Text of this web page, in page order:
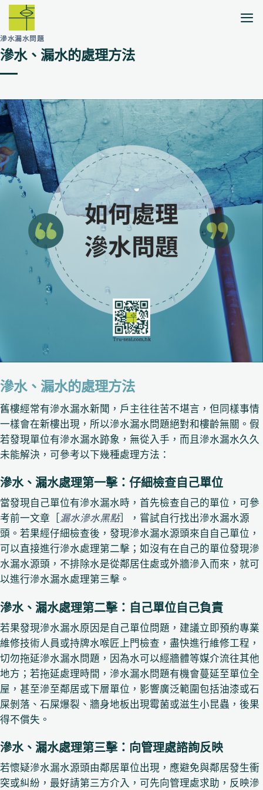
Skip
content
滲水漏水問題
滲水、漏水的處理方法
滲水、漏水的處理方法
舊樓經常有滲水漏水新聞，戶主往往苦不堪言，但同樣事情
一樣會在新樓出現，所以滲水漏水問題絕對和樓齡無關。假
若發現單位有滲水漏水跡象，無從入手，而且滲水漏水久久
未能解決，可參考以下幾種處理方法：
滲水、漏水處理第一擊：仔細檢查自己單位
當發現自己單位有滲水漏水時，首先檢查自己的單位，可參
考前一文章［ 漏水滲水黑點］，嘗試自行找出滲水漏水源
頭。若果經仔細檢查後，發現滲水漏水源頭來自自己單位，
可以直接進行滲水處理第二擊；如沒有在自己的單位發現滲
水漏水源頭，不排除水是從鄰居住處或外牆滲入而來，就可
以進行滲水漏水處理第三擊。
滲水、漏水處理第二擊：自己單位自己負責
若果發現滲水漏水原因是自己單位問題，建議立即預約專業
維修技術人員或持牌水喉匠上門檢查，盡快進行維修工程，
切勿拖延滲水漏水問題，因為水可以經牆體等媒介流往其他
地方；若拖延處理時間，滲水漏水問題有機會蔓延至單位全
屋，甚至滲至鄰居或下層單位，影響廣泛範圍包括油漆或石
屎剝落、石屎爆裂、牆身地板出現霉菌或滋生小昆蟲，後果
得不償失。
滲水、漏水處理第三擊：向管理處諮詢反映
若懷疑滲水漏水源頭由鄰居單位出現，應避免與鄰居發生衝
突或糾紛，最好請第三方介入，可先向管理處求助，反映滲